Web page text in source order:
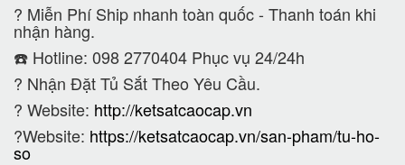
? Miễn Phí Ship nhanh toàn quốc - Thanh toán khi
nhận hàng.
☎️ Hotline: 098 2770404 Phục vụ 24/24h
? Nhận Đặt Tủ Sắt Theo Yêu Cầu.
? Website: http://ketsatcaocap.vn
?Website: https://ketsatcaocap.vn/san-pham/tu-ho-
so